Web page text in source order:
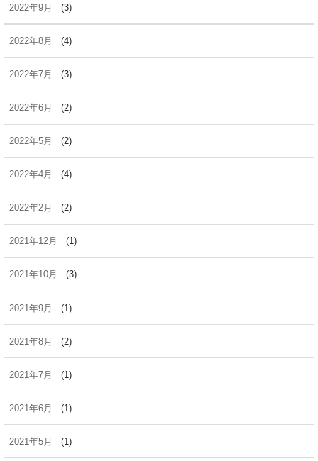
2022年9月 (3)
2022年8月 (4)
2022年7月 (3)
2022年6月 (2)
2022年5月 (2)
2022年4月 (4)
2022年2月 (2)
2021年12月 (1)
2021年10月 (3)
2021年9月 (1)
2021年8月 (2)
2021年7月 (1)
2021年6月 (1)
2021年5月 (1)